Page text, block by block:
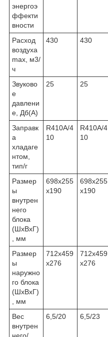
энергоэ
ффекти
вности
Расход
воздуха
max, м3/
ч
430 430
Звуково
е
давлени
е, Дб(А)
25 25
Заправк
а
хладаге
нтом,
тип/г
R410A/4
10
R410A/4
10
Размер
ы
внутрен
него
блока
(ШхВхГ)
, мм
698х255
х190
698х255
х190
Размер
ы
наружно
го блока
(ШхВхГ)
, мм
712х459
х276
712х459
х276
Вес
внутрен
него/
6,5/20 6,5/23